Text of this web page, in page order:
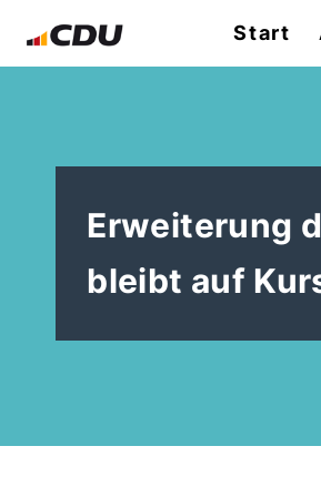
Start
Erweiterung
bleibt auf